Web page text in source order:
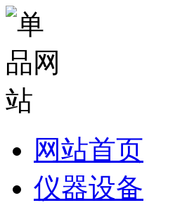
网站首页
仪器设备